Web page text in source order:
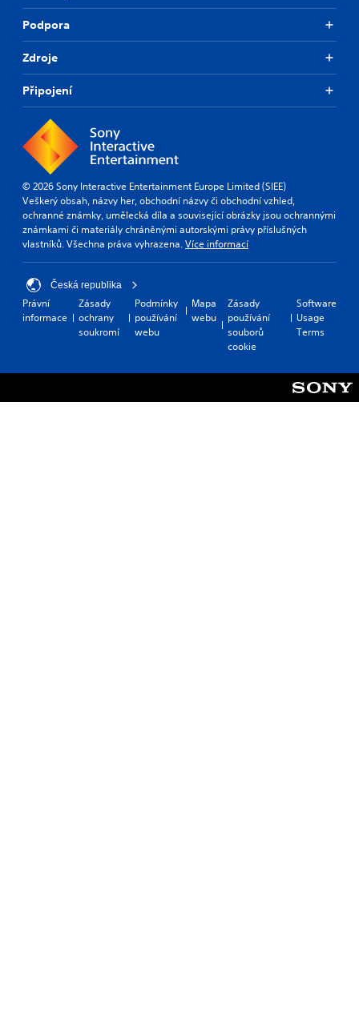
Podpora
Zdroje
Připojení
© 2026 Sony Interactive Entertainment Europe Limited (SIEE)
Veškerý obsah, názvy her, obchodní názvy či obchodní vzhled,
ochranné známky, umělecká díla a související obrázky jsou ochrannými
známkami či materiály chráněnými autorskými právy příslušných
vlastníků. Všechna práva vyhrazena.Více informací
Česká republika
Právní
informace
Zásady
ochrany
soukromí
Podmínky
používání
webu
Mapa
webu
Zásady
používání
souborů
cookie
Software
Usage
Terms